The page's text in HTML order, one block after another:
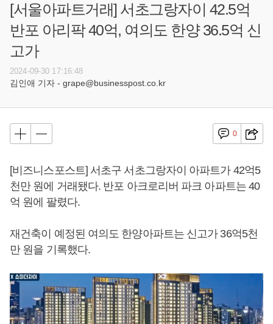
[서울아파트거래] 서초그랑자이 42.5억
반포 아리팍 40억, 여의도 한양 36.5억 신
고가
2024-09-30 17:16:48
김인애 기자 - grape@businesspost.co.kr
0
[비즈니스포스트] 서초구 서초그랑자이 아파트가 42억5
천만 원에 거래됐다. 반포 아크로리버 파크 아파트는 40
억 원에 팔렸다.
재건축이 예정된 여의도 한양아파트는 신고가 36억5천
만 원을 기록했다.